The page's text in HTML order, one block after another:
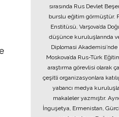
sırasında Rus Devlet
burslu eğitim görmüştür.
Enstitüsü, Varşova’da
düşünce kuruluşlarında
Diplomasi Akademisi’nde
Moskova’da Rus-Türk
araştırma görevlisi olarak
çeşitli organizasyonlara
yabancı medya
makaleler yazmıştır.
İnguşetya, Ermenistan,